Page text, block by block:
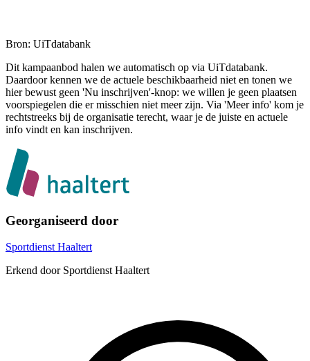
Bron: UiTdatabank
Dit kampaanbod halen we automatisch op via UiTdatabank.
Daardoor kennen we de actuele beschikbaarheid niet en tonen we
hier bewust geen 'Nu inschrijven'-knop: we willen je geen plaatsen
voorspiegelen die er misschien niet meer zijn. Via 'Meer info' kom je
rechtstreeks bij de organisatie terecht, waar je de juiste en actuele
info vindt en kan inschrijven.
Georganiseerd door
Sportdienst Haaltert
Erkend door Sportdienst Haaltert